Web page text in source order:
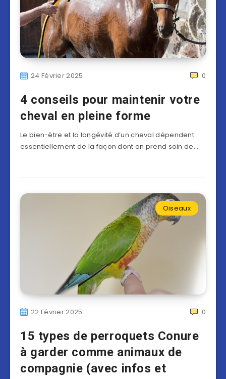
24 Février 2025 0
4 conseils pour maintenir votre
cheval en pleine forme
Le bien-être et la longévité d’un cheval dépendent
essentiellement de la façon dont on prend soin de…
Oiseaux
22 Février 2025 0
15 types de perroquets Conure
à garder comme animaux de
compagnie (avec infos et